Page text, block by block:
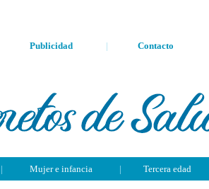
Publicidad | Contacto
| Mujer e infancia | Tercera edad